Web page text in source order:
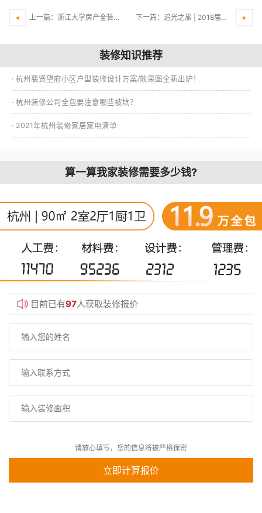
上一篇：浙江大学房产全装修班莅临铭品装饰参观交流 下一篇：追光之旅 | 2018届全国“祝融奖”揭晓，媒体都惊呆这三位获奖大咖竟来自同一公司
装修知识推荐
· 杭州襄贤望府小区户型装修设计方案/效果图全新出炉！
· 杭州装修公司全包要注意哪些被坑？
· 2021年杭州装修家居家电清单
算一算我家装修需要多少钱?
目前已有97人获取装修报价
请放心填写，您的信息将被严格保密